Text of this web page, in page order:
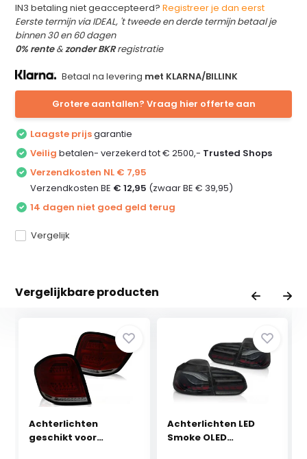
IN3 betaling niet geaccepteerd?Registreer je dan eerst
Eerste termijn via IDEAL, 't tweede en derde termijn betaal je
binnen 30 en 60 dagen
0% rente&zonder BKRregistratie
Betaal na levering met KLARNA/BILLINK
Grotere aantallen? Vraag hier offerte aan
Laagste prijsgarantie
Veilig betalen- verzekerd tot € 2500,- Trusted Shops
Verzendkosten NL € 7,95
Verzendkosten BE € 12,95 (zwaar BE € 39,95)
14 dagen niet goed geld terug
Vergelijk
Vergelijkbare producten
Achterlichten
geschikt voor
Achterlichten LED
Smoke OLED